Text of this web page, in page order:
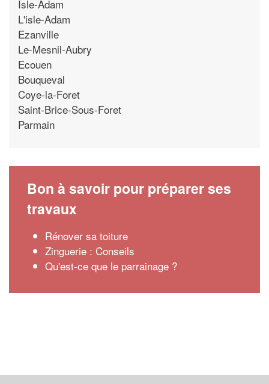
Isle-Adam
L'isle-Adam
Ezanville
Le-Mesnil-Aubry
Ecouen
Bouqueval
Coye-la-Foret
Saint-Brice-Sous-Foret
Parmain
Bon à savoir pour préparer ses
travaux
Rénover sa toiture
Zinguerie : Conseils
Qu'est-ce que le parrainage ?